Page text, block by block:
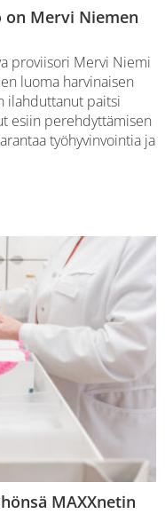
on Mervi Niemen
proviisori Mervi Niemi
luoma harvinaisen
ilahduttanut paitsi
esiin perehdyttämisen
työhyvinvointia ja
MAXXnetin